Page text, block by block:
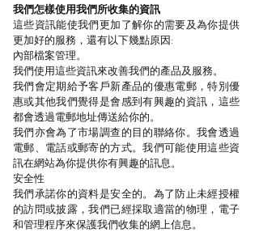
我們怎樣使用我們所收集的資訊
這些資訊能使我們更加了解你的需要及為你提供
更加好的服務，還有以下幾點原因:
內部檔案管理。
我們使用這些資訊來改善我們的產品及服務。
我們會定期給予客戶新產品的優惠電郵，特別優
惠或其他我們覺得是會感到有興趣的資訊，這些
都會透過電郵地址傳送給你的。
我們亦會為了市場調查的目的聯絡你。我會透過
電郵、電話或郵寄的方式。我們可能使用這些資
訊在網站為你提供你有興趣的訊息。
安全性
我們承諾你的資料是安全的。為了防止未經授權
的訪問或披露，我們已經採取適當的物理，電子
和管理程序來保護我們收集的網上信息。